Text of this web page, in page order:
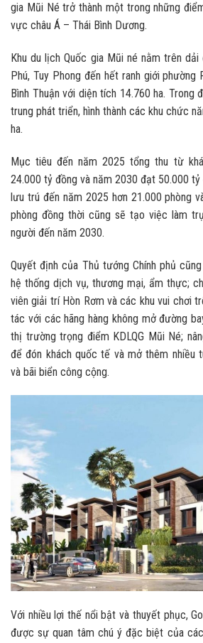
gia Mũi Né trở thành một trong những
vực châu Á – Thái Bình Dương.
Khu du lịch Quốc gia Mũi né nằm trên
Phú, Tuy Phong đến hết ranh giới phường
Bình Thuận với diện tích 14.760 ha. Trong
trung phát triển, hình thành các khu chức
ha.
Mục tiêu đến năm 2025 tổng thu từ
24.000 tỷ đồng và năm 2030 đạt 50.000 tỷ
lưu trú đến năm 2025 hơn 21.000 phòng
phòng đồng thời cũng sẽ tạo việc làm
người đến năm 2030.
Quyết định của Thủ tướng Chính phủ
hệ thống dịch vụ, thương mại, ẩm thực;
viên giải trí Hòn Rơm và các khu vui chơi
tác với các hãng hàng không mở đường
thị trường trọng điểm KDLQG Mũi Né;
để đón khách quốc tế và mở thêm nhiều
và bãi biển công cộng.
Với nhiều lợi thế nổi bật và thuyết phục,
được sự quan tâm chú ý đặc biệt của